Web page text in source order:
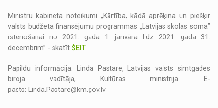
Ministru kabineta noteikumi „Kārtība, kādā aprēķina un piešķir
valsts budžeta finansējumu programmas „Latvijas skolas soma”
īstenošanai no 2021. gada 1. janvāra līdz 2021. gada 31.
decembrim” - skatītŠEIT
Papildu informācija: Linda Pastare, Latvijas valsts simtgades
biroja vadītāja, Kultūras ministrija. E-
pasts: Linda.Pastare@km.gov.lv